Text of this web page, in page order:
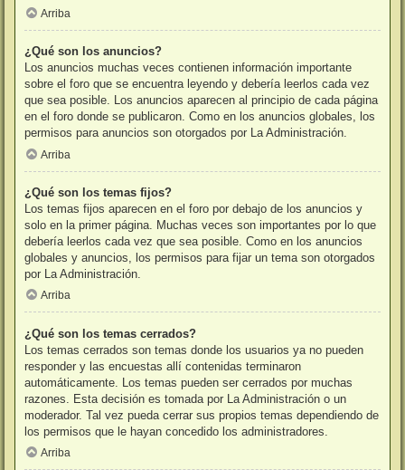
Arriba
¿Qué son los anuncios?
Los anuncios muchas veces contienen información importante
sobre el foro que se encuentra leyendo y debería leerlos cada vez
que sea posible. Los anuncios aparecen al principio de cada página
en el foro donde se publicaron. Como en los anuncios globales, los
permisos para anuncios son otorgados por La Administración.
Arriba
¿Qué son los temas fijos?
Los temas fijos aparecen en el foro por debajo de los anuncios y
solo en la primer página. Muchas veces son importantes por lo que
debería leerlos cada vez que sea posible. Como en los anuncios
globales y anuncios, los permisos para fijar un tema son otorgados
por La Administración.
Arriba
¿Qué son los temas cerrados?
Los temas cerrados son temas donde los usuarios ya no pueden
responder y las encuestas allí contenidas terminaron
automáticamente. Los temas pueden ser cerrados por muchas
razones. Esta decisión es tomada por La Administración o un
moderador. Tal vez pueda cerrar sus propios temas dependiendo de
los permisos que le hayan concedido los administradores.
Arriba